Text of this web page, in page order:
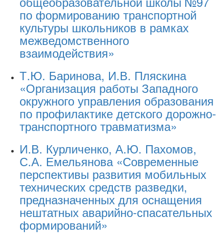
по формированию транспортной
культуры школьников в рамках
межведомственного
взаимодействия»
Т.Ю. Баринова, И.В. Пляскина
«Организация работы Западного
окружного управления образования
по профилактике детского дорожно-
транспортного травматизма»
И.В. Курличенко, А.Ю. Пахомов,
С.А. Емельянова «Современные
перспективы развития мобильных
технических средств разведки,
предназначенных для оснащения
нештатных аварийно-спасательных
формирований»